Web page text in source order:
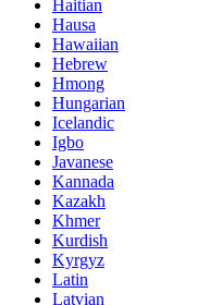
Haitian
Hausa
Hawaiian
Hebrew
Hmong
Hungarian
Icelandic
Igbo
Javanese
Kannada
Kazakh
Khmer
Kurdish
Kyrgyz
Latin
Latvian